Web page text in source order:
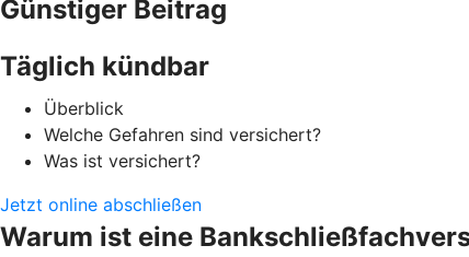
Günstiger Beitrag
Täglich kündbar
Überblick
Welche Gefahren sind versichert?
Was ist versichert?
Jetzt online abschließen
Warum ist eine